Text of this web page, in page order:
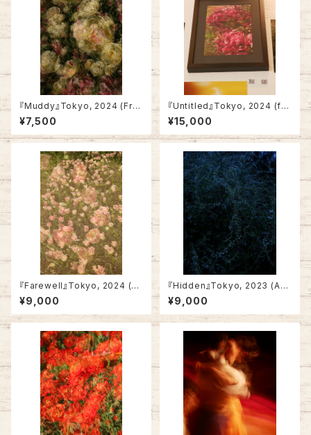
『Muddy』Tokyo, 2024 (Fra
med)
¥7,500
『Untitled』Tokyo, 2024 (fra
med)
¥15,000
『Farewell』Tokyo, 2024 (N
ot framed)
¥9,000
『Hidden』Tokyo, 2023 (A4・
Not framed)
¥9,000